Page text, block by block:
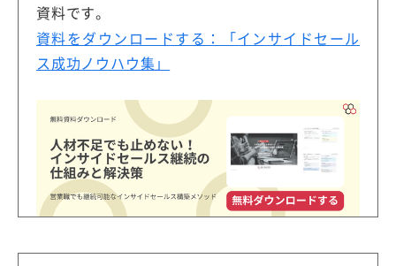
資料です。
資料をダウンロードする：「インサイドセール
ス成功ノウハウ集」